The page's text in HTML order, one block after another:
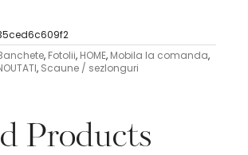
, Fotolii, HOME, Mobila la comanda,
, Scaune / sezlonguri
Products